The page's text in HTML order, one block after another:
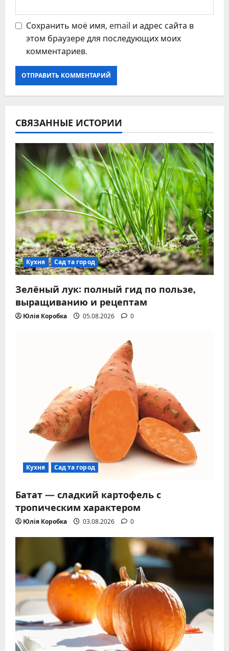
Сохранить моё имя, email и адрес сайта в
этом браузере для последующих моих
комментариев.
СВЯЗАННЫЕ ИСТОРИИ
Кухня Сад та город
Зелёный лук: полный гид по пользе,
выращиванию и рецептам
Юлія Коробка 05.08.2026 0
Кухня Сад та город
Батат — сладкий картофель с
тропическим характером
Юлія Коробка 03.08.2026 0